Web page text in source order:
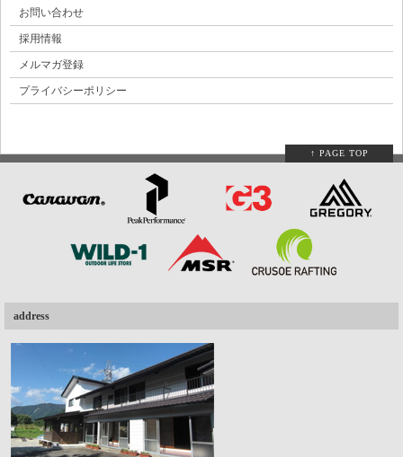
お問い合わせ
採用情報
メルマガ登録
プライバシーポリシー
↑ PAGE TOP
address